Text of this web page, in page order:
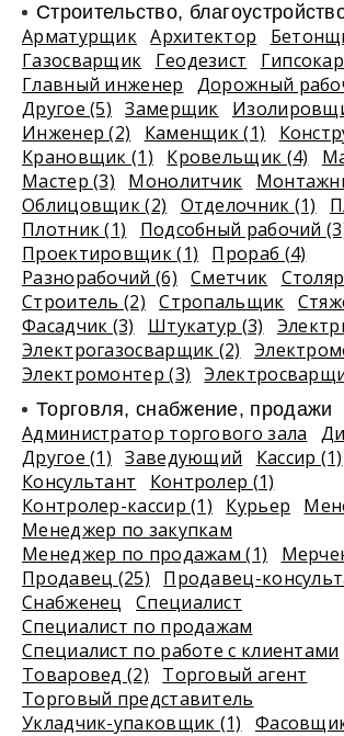
Строительство,
Арматурщик Архитектор
Газосварщик
Геодезист
Главный инженер
Дорожный
Другое (5)
Замерщик
Инженер (2)
Каменщик (1)
Крановщик (1)
Кровельщик (4)
Мастер (3)
Монолитчик
Облицовщик (2)
Отделочник (1)
Плотник (1)
Подсобный рабочий
Проектировщик (1)
Прораб (4)
Разнорабочий (6) Сметчик
Строитель (2)
Стропальщик
Фасадчик (3)
Штукатур (3)
Электрогазосварщик (2)
Электромонтер (3)
Торговля, снабжение, продажи
Администратор торгового зала
Другое (1)
Заведующий Кассир (1)
Консультант
Контролер (1)
Контролер-кассир (1)
Курьер
Менеджер по закупкам
Менеджер по продажам (1)
Продавец (25)
Продавец-
Снабженец
Специалист
Специалист по продажам
Специалист по работе с клиентами
Товаровед (2)
Торговый агент
Торговый представитель
Укладчик-упаковщик (1)